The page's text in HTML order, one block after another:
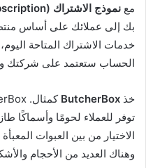
مع نموذج الاشتراك (Subscription)
بك إلى عملائك على أساس
خدمات الاشتراك المتاحة
الحساب ستعتمد على شركتك
خذ ButcherBox
توفر للعملاء لحومًا وأسماكًا
الاختيار من بين العبوات
وهناك العديد من الأحجام